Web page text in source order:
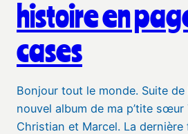
histoire en
cases
Bonjour tout le monde. Suite
nouvel album de ma p’tite
Christian et Marcel. La